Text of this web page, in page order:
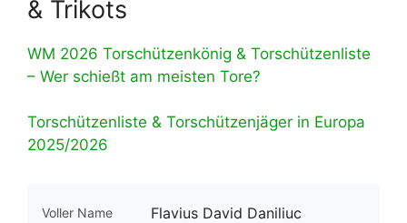
& Trikots
WM 2026 Torschützenkönig & Torschützenliste
– Wer schießt am meisten Tore?
Torschützenliste & Torschützenjäger in Europa
2025/2026
Voller Name Flavius David Daniliuc